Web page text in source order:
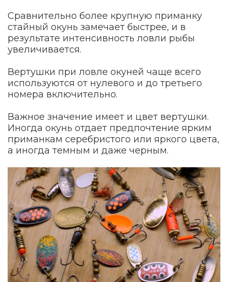
Сравнительно более крупную приманку
стайный окунь замечает быстрее, и в
результате интенсивность ловли рыбы
увеличивается.
Вертушки при ловле окуней чаще всего
используются от нулевого и до третьего
номера включительно.
Важное значение имеет и цвет вертушки.
Иногда окунь отдает предпочтение ярким
приманкам серебристого или яркого цвета,
а иногда темным и даже черным.